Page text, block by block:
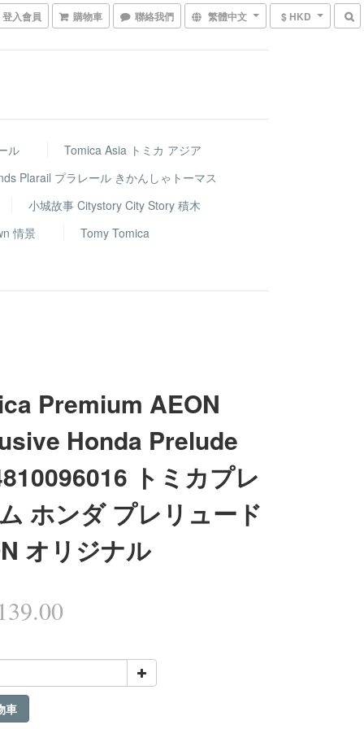
登入會員 購物車 聯絡我們 繁體中文 $ HKD
ル
Tomica Asia トミカ アジア
Plarail プラレール きかんしゃトーマス
小城故事 Citystory City Story 積木
情景
Tomy Tomica
Premium AEON
Honda Prelude
トミカプレ
ホンダ プレリュード
オリジナル
車